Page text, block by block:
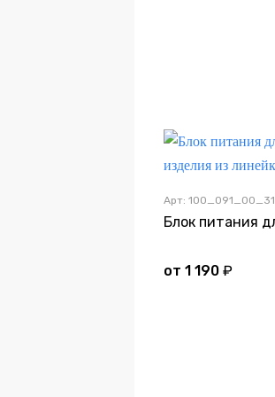
Арт: 100_091_00_31
от 1 190 ₽